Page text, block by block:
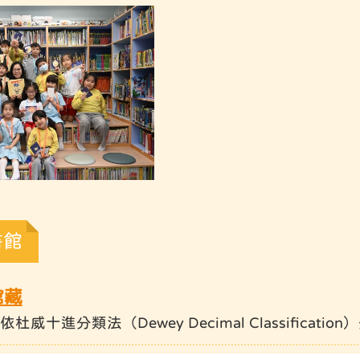
藏
杜威十進分類法（Dewey Decimal Classification